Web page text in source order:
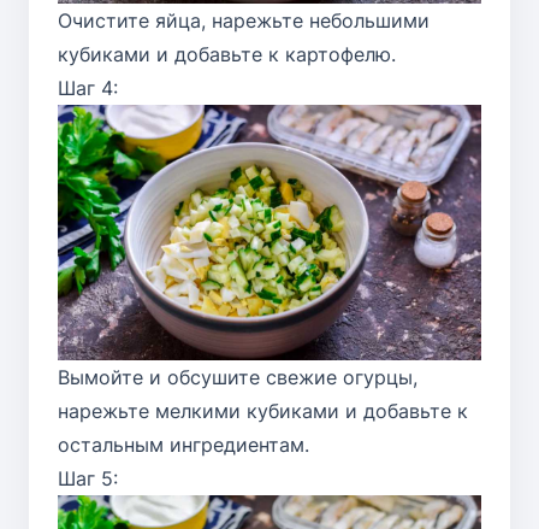
Очистите яйца, нарежьте небольшими
кубиками и добавьте к картофелю.
Шаг 4:
Вымойте и обсушите свежие огурцы,
нарежьте мелкими кубиками и добавьте к
остальным ингредиентам.
Шаг 5: